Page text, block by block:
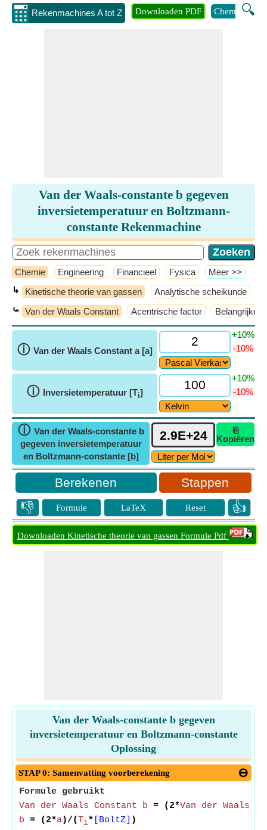
Rekenmachines A tot Z 🔍
Downloaden PDF Chemie
Van der Waals-constante b gegeven
inversietemperatuur en Boltzmann-
constante Rekenmachine
Chemie Engineering Financieel Fysica ​Meer >>
↳ Kinetische theorie van gassen Analytische scheikunde
⤿ Van der Waals Constant Acentrische factor Belangrijke
ⓘ Van der Waals Constant a [a]
+10%
-10%
ⓘ Inversietemperatuur [Ti]
+10%
-10%
ⓘ Van der Waals-constante b
gegeven inversietemperatuur
en Boltzmann-constante [b]
⎘
Kopiëren
Stappen
👎 Formule LaTeX Reset 👍
Downloaden Kinetische theorie van gassen Formule Pdf
Van der Waals-constante b gegeven
inversietemperatuur en Boltzmann-constante
Oplossing
STAP 0: Samenvatting voorberekening
Formule gebruikt
Van der Waals Constant b = (2*Van der Waals
b = (2*a)/(Ti* [BoltZ]
)